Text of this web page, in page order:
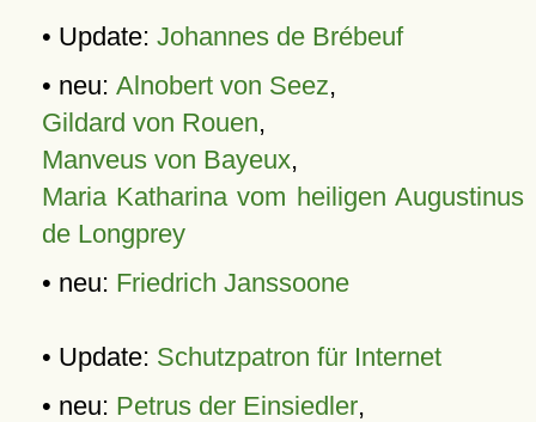
• Update: Johannes de Brébeuf
• neu: Alnobert von Seez,
Gildard von Rouen,
Manveus von Bayeux,
Maria Katharina vom heiligen Augustinus
de Longprey
• neu: Friedrich Janssoone
• Update: Schutzpatron für Internet
• neu: Petrus der Einsiedler,